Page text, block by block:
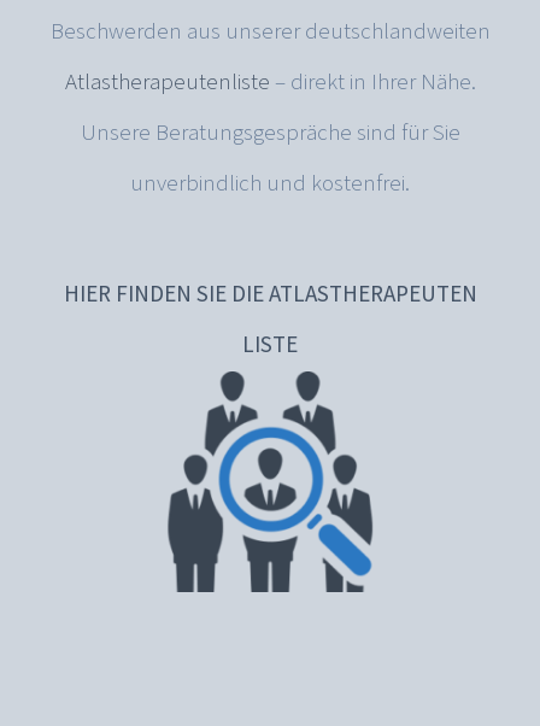
Beschwerden aus unserer deutschlandweiten
Atlastherapeutenliste – direkt in Ihrer Nähe.
Unsere Beratungsgespräche sind für Sie
unverbindlich und kostenfrei.
HIER FINDEN SIE DIE ATLASTHERAPEUTEN
LISTE